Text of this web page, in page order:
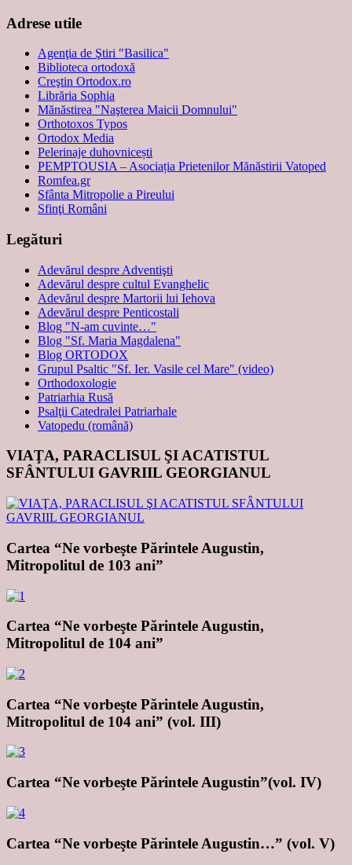
Adrese utile
Agenţia de Ştiri "Basilica"
Biblioteca ortodoxă
Creştin Ortodox.ro
Librăria Sophia
Mănăstirea "Naşterea Maicii Domnului"
Orthotoxos Typos
Ortodox Media
Pelerinaje duhovnicești
PEMPTOUSIA – Asociația Prietenilor Mănăstirii Vatoped
Romfea.gr
Sfânta Mitropolie a Pireului
Sfinţi Români
Legături
Adevărul despre Adventişti
Adevărul despre cultul Evanghelic
Adevărul despre Martorii lui Iehova
Adevărul despre Penticostali
Blog "N-am cuvinte…"
Blog "Sf. Maria Magdalena"
Blog ORTODOX
Grupul Psaltic "Sf. Ier. Vasile cel Mare" (video)
Orthodoxologie
Patriarhia Rusă
Psalţii Catedralei Patriarhale
Vatopedu (română)
VIAŢA, PARACLISUL ŞI ACATISTUL
SFÂNTULUI GAVRIIL GEORGIANUL
Cartea “Ne vorbeşte Părintele Augustin,
Mitropolitul de 103 ani”
Cartea “Ne vorbeşte Părintele Augustin,
Mitropolitul de 104 ani”
Cartea “Ne vorbeşte Părintele Augustin,
Mitropolitul de 104 ani” (vol. III)
Cartea “Ne vorbeşte Părintele Augustin”(vol. IV)
Cartea “Ne vorbeşte Părintele Augustin…” (vol. V)